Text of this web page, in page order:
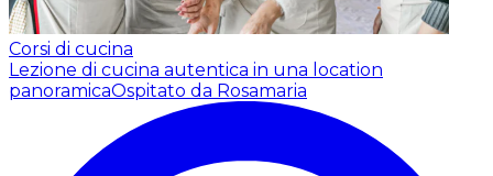
Corsi di cucina
Lezione di cucina autentica in una location
panoramicaOspitato da Rosamaria